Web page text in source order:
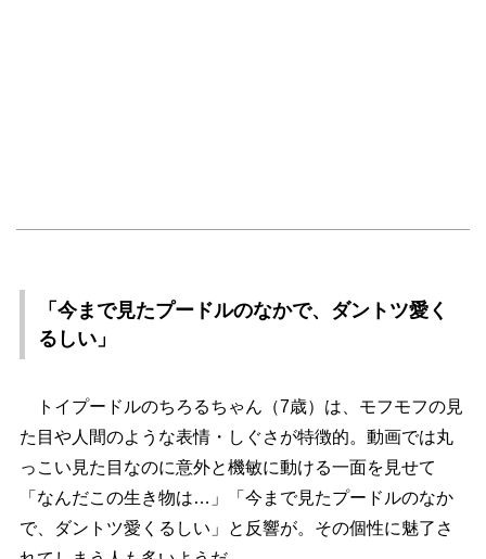
「今まで見たプードルのなかで、ダントツ愛く
るしい」
トイプードルのちろるちゃん（7歳）は、モフモフの見
た目や人間のような表情・しぐさが特徴的。動画では丸
っこい見た目なのに意外と機敏に動ける一面を見せて
「なんだこの生き物は…」「今まで見たプードルのなか
で、ダントツ愛くるしい」と反響が。その個性に魅了さ